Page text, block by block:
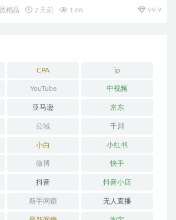
精品 2 天前 1.6K 99.9
CPA ip
YouTube 中视频
亚马逊 京东
公域 千川
小白 小红书
微博 快手
抖音 抖音小店
新手网赚 无人直播